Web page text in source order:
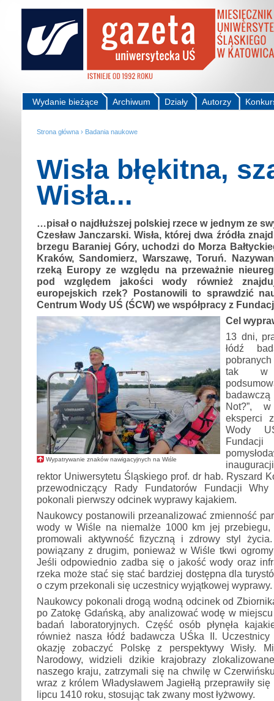
Autorzy
Działy
Archiwum
Wydanie bieżące
Strona główna › Badania naukowe
Wisła błękitna,
Wisła...
…pisał o najdłuższej polskiej rzece w jednym ze
Czesław Janczarski. Wisła, której dwa źródła
brzegu Baraniej Góry, uchodzi do Morza
Kraków, Sandomierz, Warszawę, Toruń.
rzeką Europy ze względu na przeważnie
pod względem jakości wody również
europejskich rzek? Postanowili to sprawdzić
Centrum Wody UŚ (ŚCW) we współpracy z
Wypatrywanie znaków nawigacyjnych na Wiśle
Cel
13 dni,
łódź
tak w
Not?”,
eksperci
Wody
rektor Uniwersytetu Śląskiego prof. dr hab. Ryszard
przewodniczący Rady Fundatorów Fundacji
pokonali pierwszy odcinek wyprawy kajakiem.
Naukowcy postanowili przeanalizować zmienność
wody w Wiśle na niemalże 1000 km jej przebiegu,
promowali aktywność fizyczną i zdrowy styl
powiązany z drugim, ponieważ w Wiśle tkwi ogromy
Jeśli odpowiednio zadba się o jakość wody oraz
rzeka może stać się stać bardziej dostępna dla
o czym przekonali się uczestnicy wyjątkowej wyprawy.
Naukowcy pokonali drogą wodną odcinek od
po Zatokę Gdańską, aby analizować wodę w
badań laboratoryjnych. Część osób płynęła
również nasza łódź badawcza UŚka II.
okazję zobaczyć Polskę z perspektywy Wisły.
Narodowy, widzieli dzikie krajobrazy
naszego kraju, zatrzymali się na chwilę w
wraz z królem Władysławem Jagiełłą przeprawiły
lipcu 1410 roku, stosując tak zwany most łyżwowy.